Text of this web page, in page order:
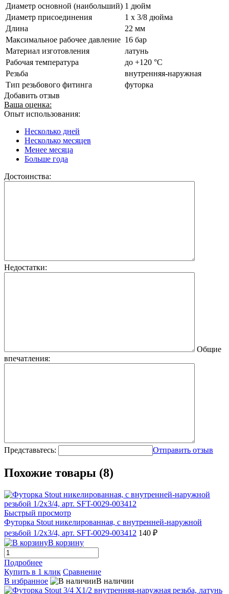
Диаметр основной (наибольший) 1 дюйм
Диаметр присоединения
1 x 3/8 дюйма
Длина
22 мм
Максимальное рабочее давление 16 бар
Материал изготовления
латунь
Рабочая температура
до +120 °C
Резьба
внутренняя-наружная
Тип резьбового фитинга
футорка
Добавить отзыв
Ваша оценка:
Опыт использования:
Несколько дней
Несколько месяцев
Менее месяца
Больше года
Достоинства:
Недостатки:
Общие
впечатления:
Представьтесь: Отправить отзыв
Похожие товары (8)
Быстрый просмотр
Футорка Stout никелированная, с внутренней-наружной
резьбой 1/2х3/4, арт. SFT-0029-003412 140 ₽
В корзину
Подробнее
Купить в 1 клик Сравнение
В избранное
В наличии